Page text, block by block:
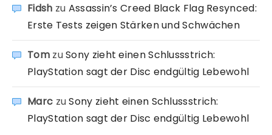
Fidsh zu Assassin’s Creed Black Flag Resynced:
Erste Tests zeigen Stärken und Schwächen
TomzuSony zieht einen Schlussstrich:
PlayStation sagt der Disc endgültig Lebewohl
Marc zuSony zieht einen Schlussstrich:
PlayStation sagt der Disc endgültig Lebewohl